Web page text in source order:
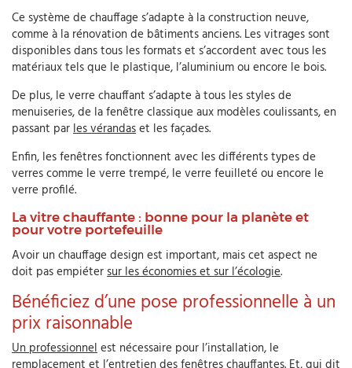
Ce système de chauffage s’adapte à la construction neuve,
comme à la rénovation de bâtiments anciens. Les vitrages sont
disponibles dans tous les formats et s’accordent avec tous les
matériaux tels que le plastique, l’aluminium ou encore le bois.
De plus, le verre chauffant s’adapte à tous les styles de
menuiseries, de la fenêtre classique aux modèles coulissants, en
passant parles vérandaset les façades.
Enfin, les fenêtres fonctionnent avec les différents types de
verres comme le verre trempé, le verre feuilleté ou encore le
verre profilé.
La vitre chauffante : bonne pour la planète et
pour votre portefeuille
Avoir un chauffage design est important, mais cet aspect ne
doit pas empiétersur les économies et sur l’écologie.
Bénéficiez d’une pose professionnelle à un
prix raisonnable
Un professionnelest nécessaire pour l’installation, le